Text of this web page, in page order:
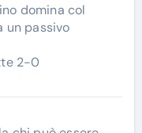
domina col
un passivo
2-0